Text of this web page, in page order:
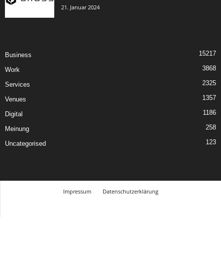
21. Januar 2024
Business 15217
Work 3868
Services 2325
Venues 1357
Digital 1186
Meinung 258
Uncategorised 123
Impressum
Datenschutzerklärung